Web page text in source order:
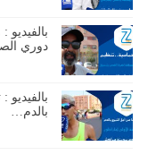
دوري
بالدم…